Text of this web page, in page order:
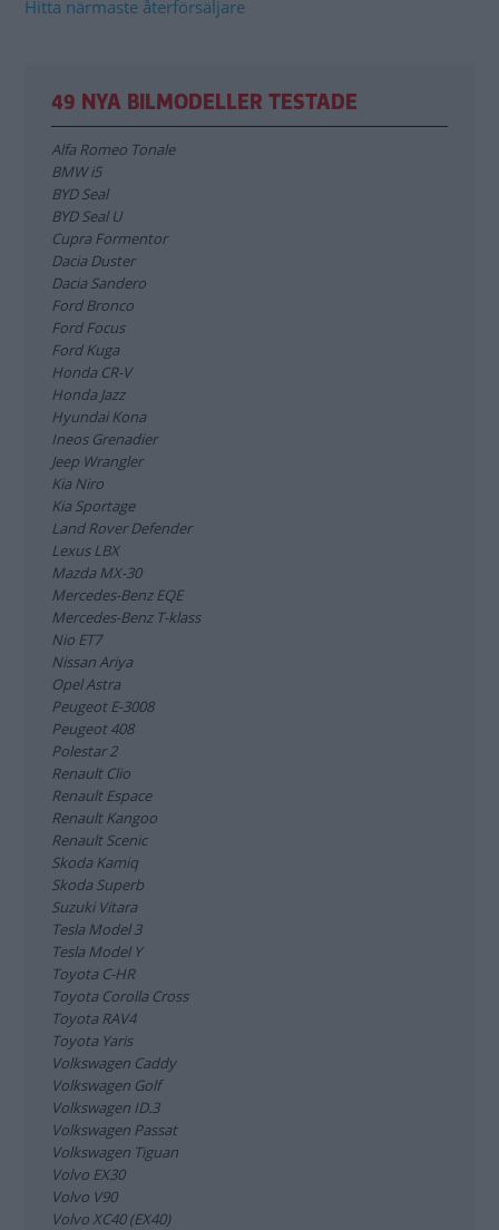
Hitta närmaste återförsäljare
49 NYA BILMODELLER TESTADE
Alfa Romeo Tonale
BMW i5
BYD Seal
BYD Seal U
Cupra Formentor
Dacia Duster
Dacia Sandero
Ford Bronco
Ford Focus
Ford Kuga
Honda CR-V
Honda Jazz
Hyundai Kona
Ineos Grenadier
Jeep Wrangler
Kia Niro
Kia Sportage
Land Rover Defender
Lexus LBX
Mazda MX-30
Mercedes-Benz EQE
Mercedes-Benz T-klass
Nio ET7
Nissan Ariya
Opel Astra
Peugeot E-3008
Peugeot 408
Polestar 2
Renault Clio
Renault Espace
Renault Kangoo
Renault Scenic
Skoda Kamiq
Skoda Superb
Suzuki Vitara
Tesla Model 3
Tesla Model Y
Toyota C-HR
Toyota Corolla Cross
Toyota RAV4
Toyota Yaris
Volkswagen Caddy
Volkswagen Golf
Volkswagen ID.3
Volkswagen Passat
Volkswagen Tiguan
Volvo EX30
Volvo V90
Volvo XC40 (EX40)